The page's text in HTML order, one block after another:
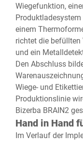
Wiegefunktion,
einem
richtet die
und ein
Den Abschluss
Wiege- und
Produktionslinie
Bizerba BRAIN2
Hand in Hand
Im Verlauf der